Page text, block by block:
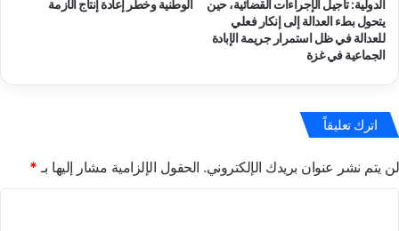
الدولية: تأجيل الإجراءات القضائية، حين
يتحول بطء العدالة إلى إنكار فعلي
للعدالة في ظل استمرار جريمة الإبادة
الجماعية في غزة
الوطنية وخطر إعادة إنتاج الأزمة
اترك تعليقاً
لن يتم نشر عنوان بريدك الإلكتروني. الحقول الإلزامية مشار إليها بـ *